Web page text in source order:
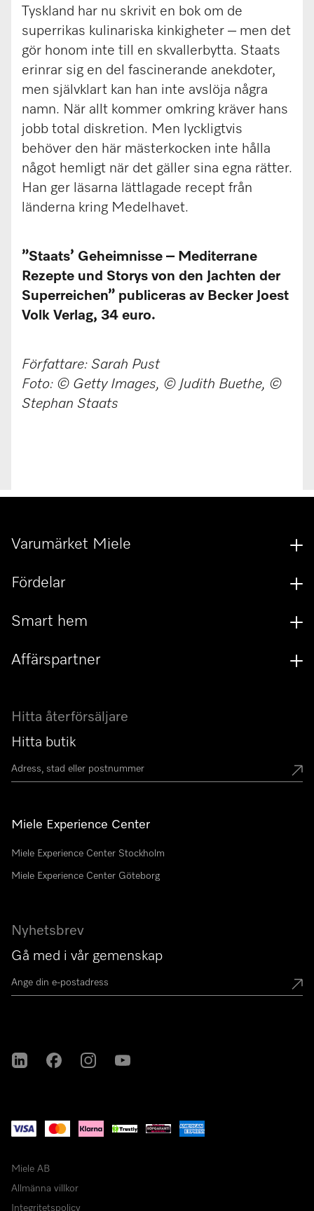
Tyskland har nu skrivit en bok om de
superrikas kulinariska kinkigheter – men det
gör honom inte till en skvallerbytta. Staats
erinrar sig en del fascinerande anekdoter,
men självklart kan han inte avslöja några
namn. När allt kommer omkring kräver hans
jobb total diskretion. Men lyckligtvis
behöver den här mästerkocken inte hålla
något hemligt när det gäller sina egna rätter.
Han ger läsarna lättlagade recept från
länderna kring Medelhavet.
”Staats’ Geheimnisse – Mediterrane
Rezepte und Storys von den Jachten der
Superreichen” publiceras av Becker Joest
Volk Verlag, 34 euro.
Författare: Sarah Pust
Foto: © Getty Images, © Judith Buethe, ©
Stephan Staats
Hitta återförsäljare
Hitta butik
Miele Experience Center
Miele Experience Center Stockholm
Miele Experience Center Göteborg
Nyhetsbrev
Gå med i vår gemenskap
Varumärket Miele
Fördelar
Smart hem
Affärspartner
Miele AB
Allmänna villkor
Integritetspolicy
Miele på LinkedInMiele på FacebookMiele på Instagram